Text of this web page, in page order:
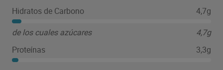
Hidratos de Carbono
4,7g
de los cuales azúcares
4,7g
Proteínas
3,3g